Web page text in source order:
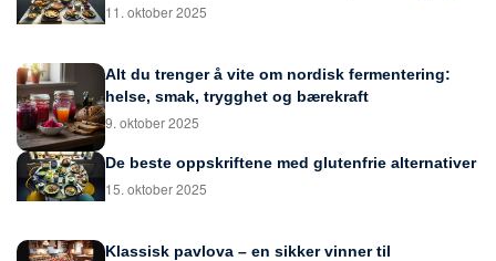
11. oktober 2025
Alt du trenger å vite om nordisk fermentering:
helse, smak, trygghet og bærekraft
9. oktober 2025
De beste oppskriftene med glutenfrie alternativer
15. oktober 2025
Klassisk pavlova – en sikker vinner til